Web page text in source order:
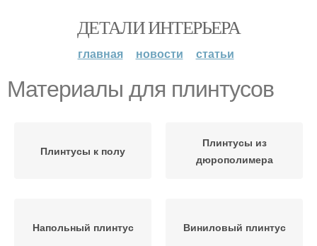
ДЕТАЛИ ИНТЕРЬЕРА
главная новости статьи
Материалы для плинтусов
Плинтусы к полу
Плинтусы из
дюрополимера
Напольный плинтус Виниловый плинтус